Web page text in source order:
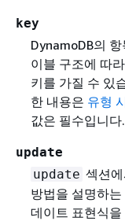
key
DynamoDB의
이블 구조에 따
키를 가질 수 있
한 내용은 유형
값은 필수입니다.
update
update 섹션
방법을 설명하
데이트 표현식